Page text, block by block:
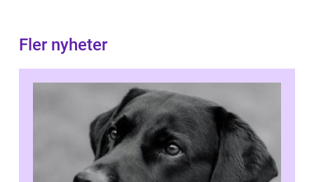
Fler nyheter